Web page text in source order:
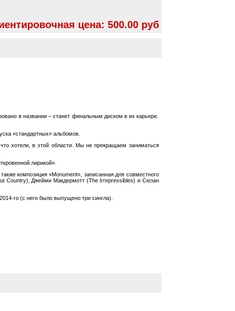
цена: 500.00 руб
в названии – станет финальным диском в их карьере.
«стандартных» альбомов.
хотели, в этой области. Мы не прекращаем заниматься
лирикой».
композиция «Monument», записанная для совместного
Country), Джейми Макдермотт (The Irrepressibles) и Сюзан
го (с него было выпущено три сингла).